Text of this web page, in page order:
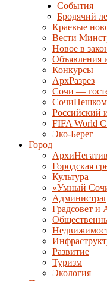
События
Бродячий
Краевые
Вести
Новое в
Объявления
Конкурсы
АрхРазрез
Сочи —
СочиПешком
Российский
FIFA World
Эко-Берег
Город
АрхиНегатив
Городская
Культура
«Умный
Градсовет и
Развитие
Туризм
Экология